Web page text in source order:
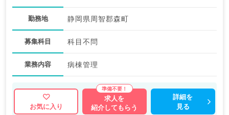
勤務地 静岡県周智郡森町
募集科目 科目不問
業務内容 病棟管理
お気に入り
求人を
紹介してもらう
詳細を
見る